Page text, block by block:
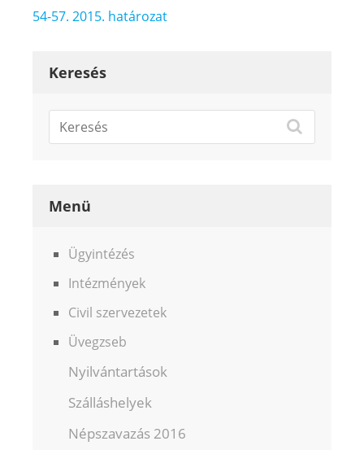
Bejegyzés
54-57. 2015. határozat
Keresés
Menü
Ügyintézés
Intézmények
Civil szervezetek
Üvegzseb
Nyilvántartások
Szálláshelyek
Népszavazás 2016